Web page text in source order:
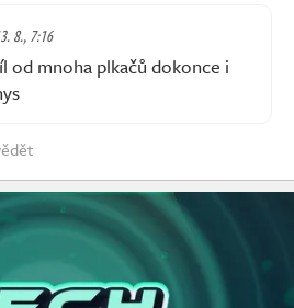
8., 7:16
od mnoha plkačů dokonce i